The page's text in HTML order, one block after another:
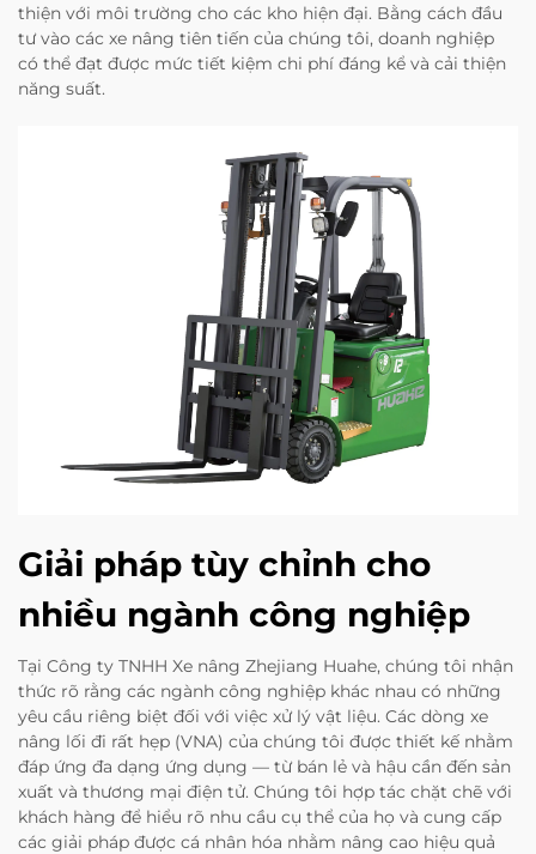
thiện với môi trường cho các kho hiện đại. Bằng cách đầu
tư vào các xe nâng tiên tiến của chúng tôi, doanh nghiệp
có thể đạt được mức tiết kiệm chi phí đáng kể và cải thiện
năng suất.
Giải pháp tùy chỉnh cho
nhiều ngành công nghiệp
Tại Công ty TNHH Xe nâng Zhejiang Huahe, chúng tôi nhận
thức rõ rằng các ngành công nghiệp khác nhau có những
yêu cầu riêng biệt đối với việc xử lý vật liệu. Các dòng xe
nâng lối đi rất hẹp (VNA) của chúng tôi được thiết kế nhằm
đáp ứng đa dạng ứng dụng — từ bán lẻ và hậu cần đến sản
xuất và thương mại điện tử. Chúng tôi hợp tác chặt chẽ với
khách hàng để hiểu rõ nhu cầu cụ thể của họ và cung cấp
các giải pháp được cá nhân hóa nhằm nâng cao hiệu quả